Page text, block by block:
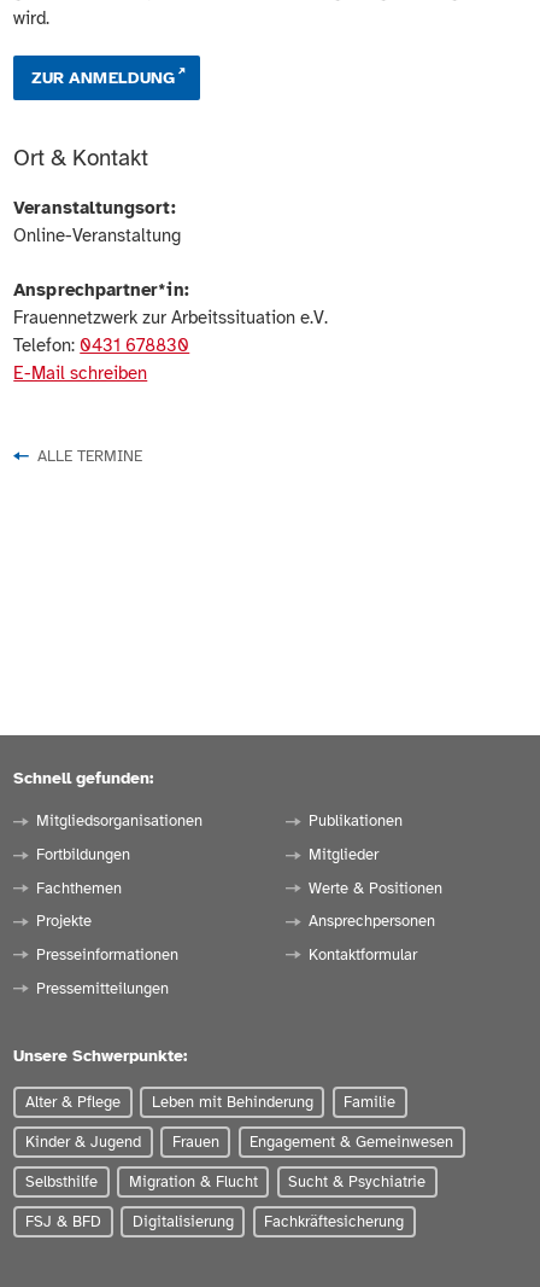
wird.
ZUR ANMELDUNG
Ort & Kontakt
Veranstaltungsort:
Online-Veranstaltung
Ansprechpartner*in:
Frauennetzwerk zur Arbeitssituation e.V.
Telefon: 0431 678830
E-Mail schreiben
ALLE TERMINE
Schnell gefunden:
Mitgliedsorganisationen
Fortbildungen
Fachthemen
Projekte
Presseinformationen
Pressemitteilungen
Publikationen
Mitglieder
Werte & Positionen
Ansprechpersonen
Kontaktformular
Unsere Schwerpunkte:
Alter & Pflege Leben mit Behinderung Familie
Kinder & Jugend Frauen Engagement & Gemeinwesen
Selbsthilfe Migration & Flucht Sucht & Psychiatrie
FSJ & BFD Digitalisierung Fachkräftesicherung